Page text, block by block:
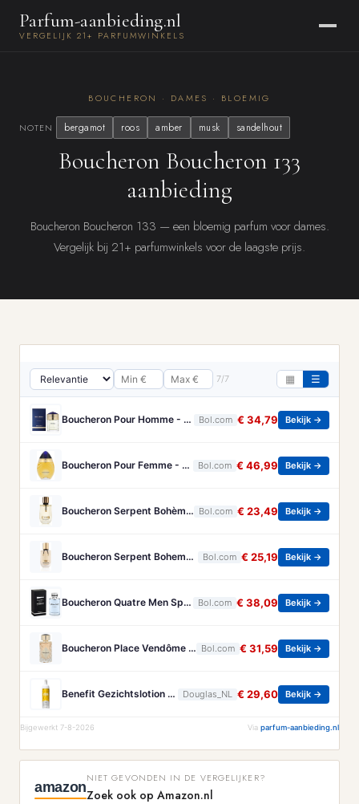
Parfum-aanbieding.nl
VERGELIJK 21+ PARFUMWINKELS
BOUCHERON · DAMES · BLOEMIG
NOTEN bergamot roos amber musk sandelhout
Boucheron Boucheron 133
aanbieding
Boucheron Boucheron 133 — een bloemig parfum voor dames.
Vergelijk bij 21+ parfumwinkels voor de laagste prijs.
7/7 ▦ ☰
Boucheron Pour Homme - 100ml - Eau de toilette Bol.com € 34,79 Bekijk →
Boucheron Pour Femme - 100ml - Eau de toilette Bol.com € 46,99 Bekijk →
Boucheron Serpent Bohème Eau de Parfum 50 ml Bol.com € 23,49 Bekijk →
Boucheron Serpent Boheme Eau de parfum spray 30 ml Bol.com € 25,19 Bekijk →
Boucheron Quatre Men Spray - 100 ml - Eau De Toilette Bol.com € 38,09 Bekijk →
Boucheron Place Vendôme eau de parfum voor dames - Oriëntaals-houtachtig - 100 ml Bol.com € 31,59 Bekijk →
Benefit Gezichtslotion The POREfessional Gezichtstoner Unisex 133ml Douglas_NL € 29,60 Bekijk →
Bijgewerkt 7-8-2026 Via parfum-aanbieding.nl
amazon
NIET GEVONDEN IN DE VERGELIJKER?
Zoek ook op Amazon.nl